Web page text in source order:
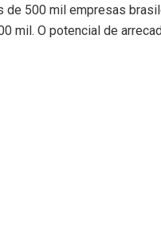
de 500 mil empresas
mil. O potencial de